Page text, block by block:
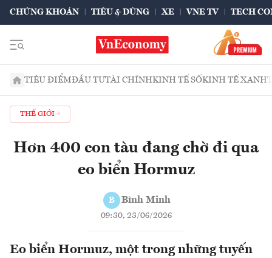
CHỨNG KHOÁN TIÊU & DÙNG XE VNE TV TECH
TIÊU ĐIỂMĐẦU TƯTÀI CHÍNHKINH TẾ SỐKINH TẾ XANH
THẾ GIỚI
Hơn 400 con tàu đang chờ đi qua
eo biển Hormuz
B Bình Minh
09:30, 23/06/2026
Eo biển Hormuz, một trong những tuyến